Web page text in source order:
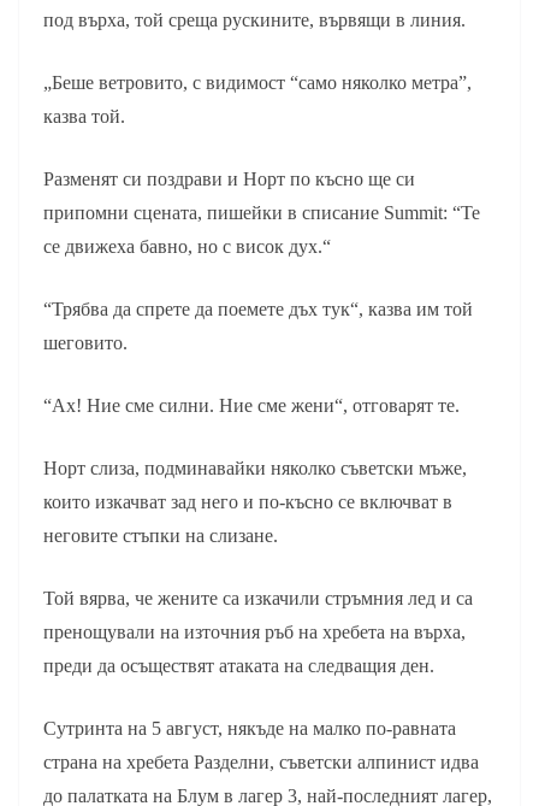
под върха, той среща рускините, вървящи в линия.
„Беше ветровито, с видимост “само няколко метра”,
казва той.
Разменят си поздрави и Норт по късно ще си
припомни сцената, пишейки в списание Summit: “Те
се движеха бавно, но с висок дух.“
“Трябва да спрете да поемете дъх тук“, казва им той
шеговито.
“Ах! Ние сме силни. Ние сме жени“, отговарят те.
Норт слиза, подминавайки няколко съветски мъже,
които изкачват зад него и по-късно се включват в
неговите стъпки на слизане.
Той вярва, че жените са изкачили стръмния лед и са
пренощували на източния ръб на хребета на върха,
преди да осъществят атаката на следващия ден.
Сутринта на 5 август, някъде на малко по-равната
страна на хребета Разделни, съветски алпинист идва
до палатката на Блум в лагер 3, най-последният лагер,